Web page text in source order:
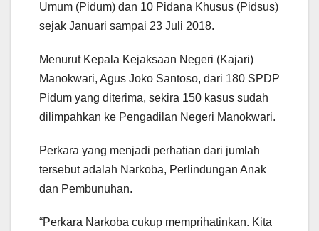
Umum (Pidum) dan 10 Pidana Khusus (Pidsus)
sejak Januari sampai 23 Juli 2018.
Menurut Kepala Kejaksaan Negeri (Kajari)
Manokwari, Agus Joko Santoso, dari 180 SPDP
Pidum yang diterima, sekira 150 kasus sudah
dilimpahkan ke Pengadilan Negeri Manokwari.
Perkara yang menjadi perhatian dari jumlah
tersebut adalah Narkoba, Perlindungan Anak
dan Pembunuhan.
“Perkara Narkoba cukup memprihatinkan. Kita